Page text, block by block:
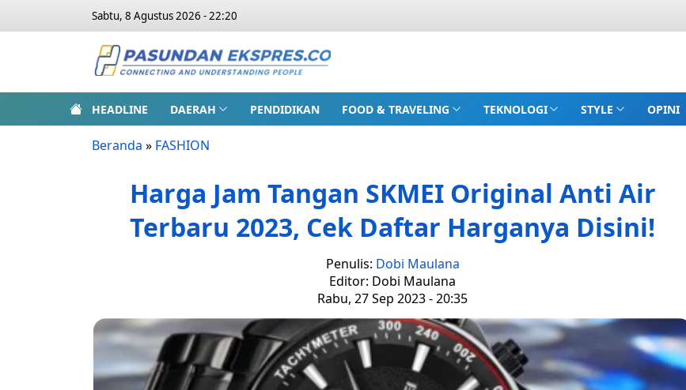
Sabtu, 8 Agustus 2026 - 22:20
HEADLINE DAERAH PENDIDIKAN FOOD & TRAVELING TEKNOLOGI STYLE OPINI
Beranda » FASHION
Harga Jam Tangan SKMEI Original Anti Air
Terbaru 2023, Cek Daftar Harganya Disini!
Penulis: Dobi Maulana
Editor: Dobi Maulana
Rabu, 27 Sep 2023 - 20:35